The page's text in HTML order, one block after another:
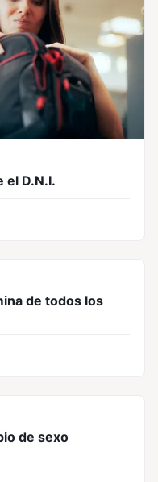
el D.N.I.
de todos los
de sexo